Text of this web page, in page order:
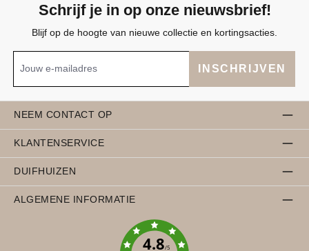
Schrijf je in op onze nieuwsbrief!
Blijf op de hoogte van nieuwe collectie en kortingsacties.
INSCHRIJVEN
NEEM CONTACT OP
KLANTENSERVICE
DUIFHUIZEN
ALGEMENE INFORMATIE
4.8/5